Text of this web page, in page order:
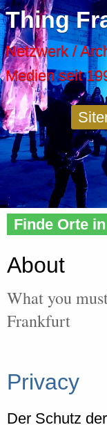
Thing
Netzwerk /
Medien seit
Home» About
Finde Orte
About
What you
Frankfurt
Privacy
Der Schutz
Menu
Artspaces
Cool
Frankfurt
Activity
Recent